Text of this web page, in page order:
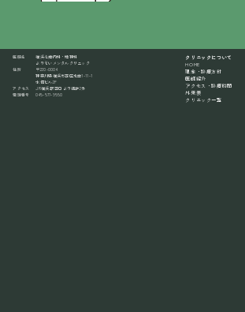
医院名
横浜心療内科・精神科
よりそいメンタルクリニック
住所
〒220-0004
神奈川県横浜市西区北幸1-11-1
水信ビル2F
アクセス JR横浜駅 西口より徒歩2分
電話番号 045-577-9550
クリニックについて
HOME
理念・診療方針
医師紹介
アクセス・診療時間
外来表
クリニック一覧